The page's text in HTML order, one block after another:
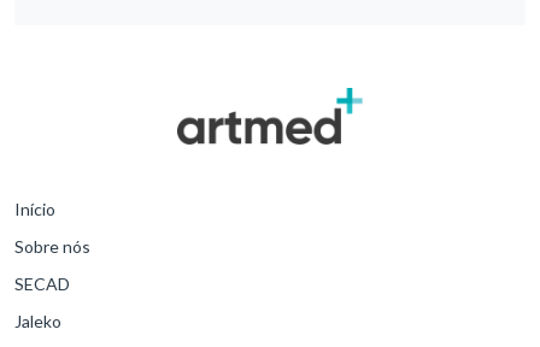
Início
Sobre nós
SECAD
Jaleko